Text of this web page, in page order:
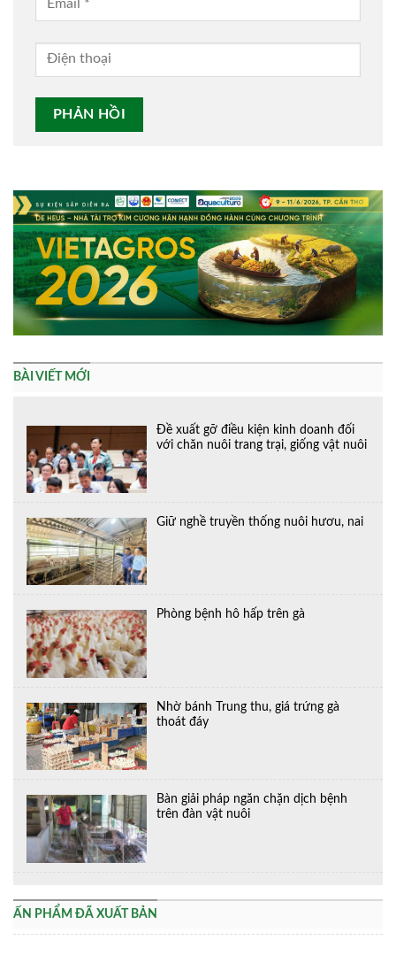
BÀI VIẾT MỚI
Đề xuất gỡ điều kiện kinh doanh đối
với chăn nuôi trang trại, giống vật nuôi
Giữ nghề truyền thống nuôi hươu, nai
Phòng bệnh hô hấp trên gà
Nhờ bánh Trung thu, giá trứng gà
thoát đáy
Bàn giải pháp ngăn chặn dịch bệnh
trên đàn vật nuôi
ẤN PHẨM ĐÃ XUẤT BẢN